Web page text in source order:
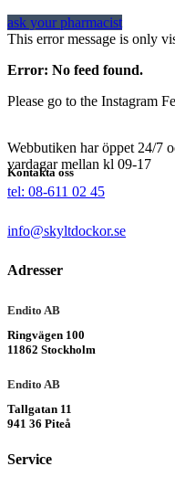
ask your pharmacist
This error message is only
Error: No feed found.
Please go to the Instagram
Webbutiken har öppet 24/7
vardagar mellan kl 09-17
Kontakta oss
tel: 08-611 02 45
info@skyltdockor.se
Adresser
Endito AB
Ringvägen 100
11862 Stockholm
Endito AB
Tallgatan 11
941 36 Piteå
Service